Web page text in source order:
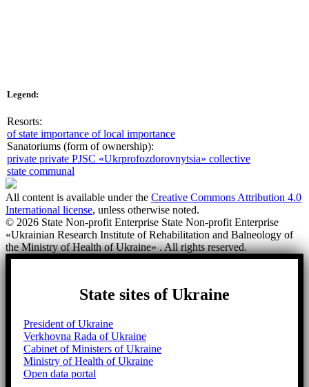
Legend:
Resorts:
of state importance of local importance
Sanatoriums (form of ownership):
private private PJSC «Ukrprofozdorovnytsia» collective
state communal
All content is available under the Creative Commons Attribution 4.0
International license, unless otherwise noted.
© 2026 State Non-profit Enterprise State Non-profit Enterprise
«Ukrainian Research Institute of Rehabilitation and Balneology of
the Ministry of Health of Ukraine» . All rights reserved.
State sites of Ukraine
President of Ukraine
Verkhovna Rada of Ukraine
Cabinet of Ministers of Ukraine
Ministry of Health of Ukraine
Open data portal